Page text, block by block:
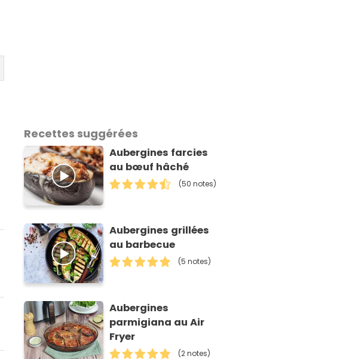
Recettes suggérées
Aubergines farcies
au bœuf hâché
(50 notes)
Aubergines grillées
au barbecue
(5 notes)
Aubergines
parmigiana au Air
Fryer
(2 notes)